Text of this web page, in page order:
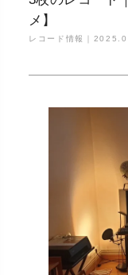
メ】
レコード情報｜